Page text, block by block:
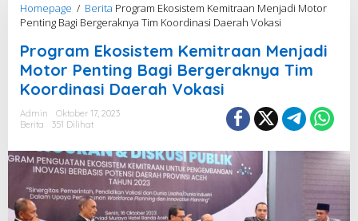
Homepage / Berita Program Ekosistem Kemitraan Menjadi Motor
Penting Bagi Bergeraknya Tim Koordinasi Daerah Vokasi
Program Ekosistem Kemitraan Menjadi
Motor Penting Bagi Bergeraknya Tim
Koordinasi Daerah Vokasi
Admin
Oktober 17, 2023
Berita
351 Dilihat